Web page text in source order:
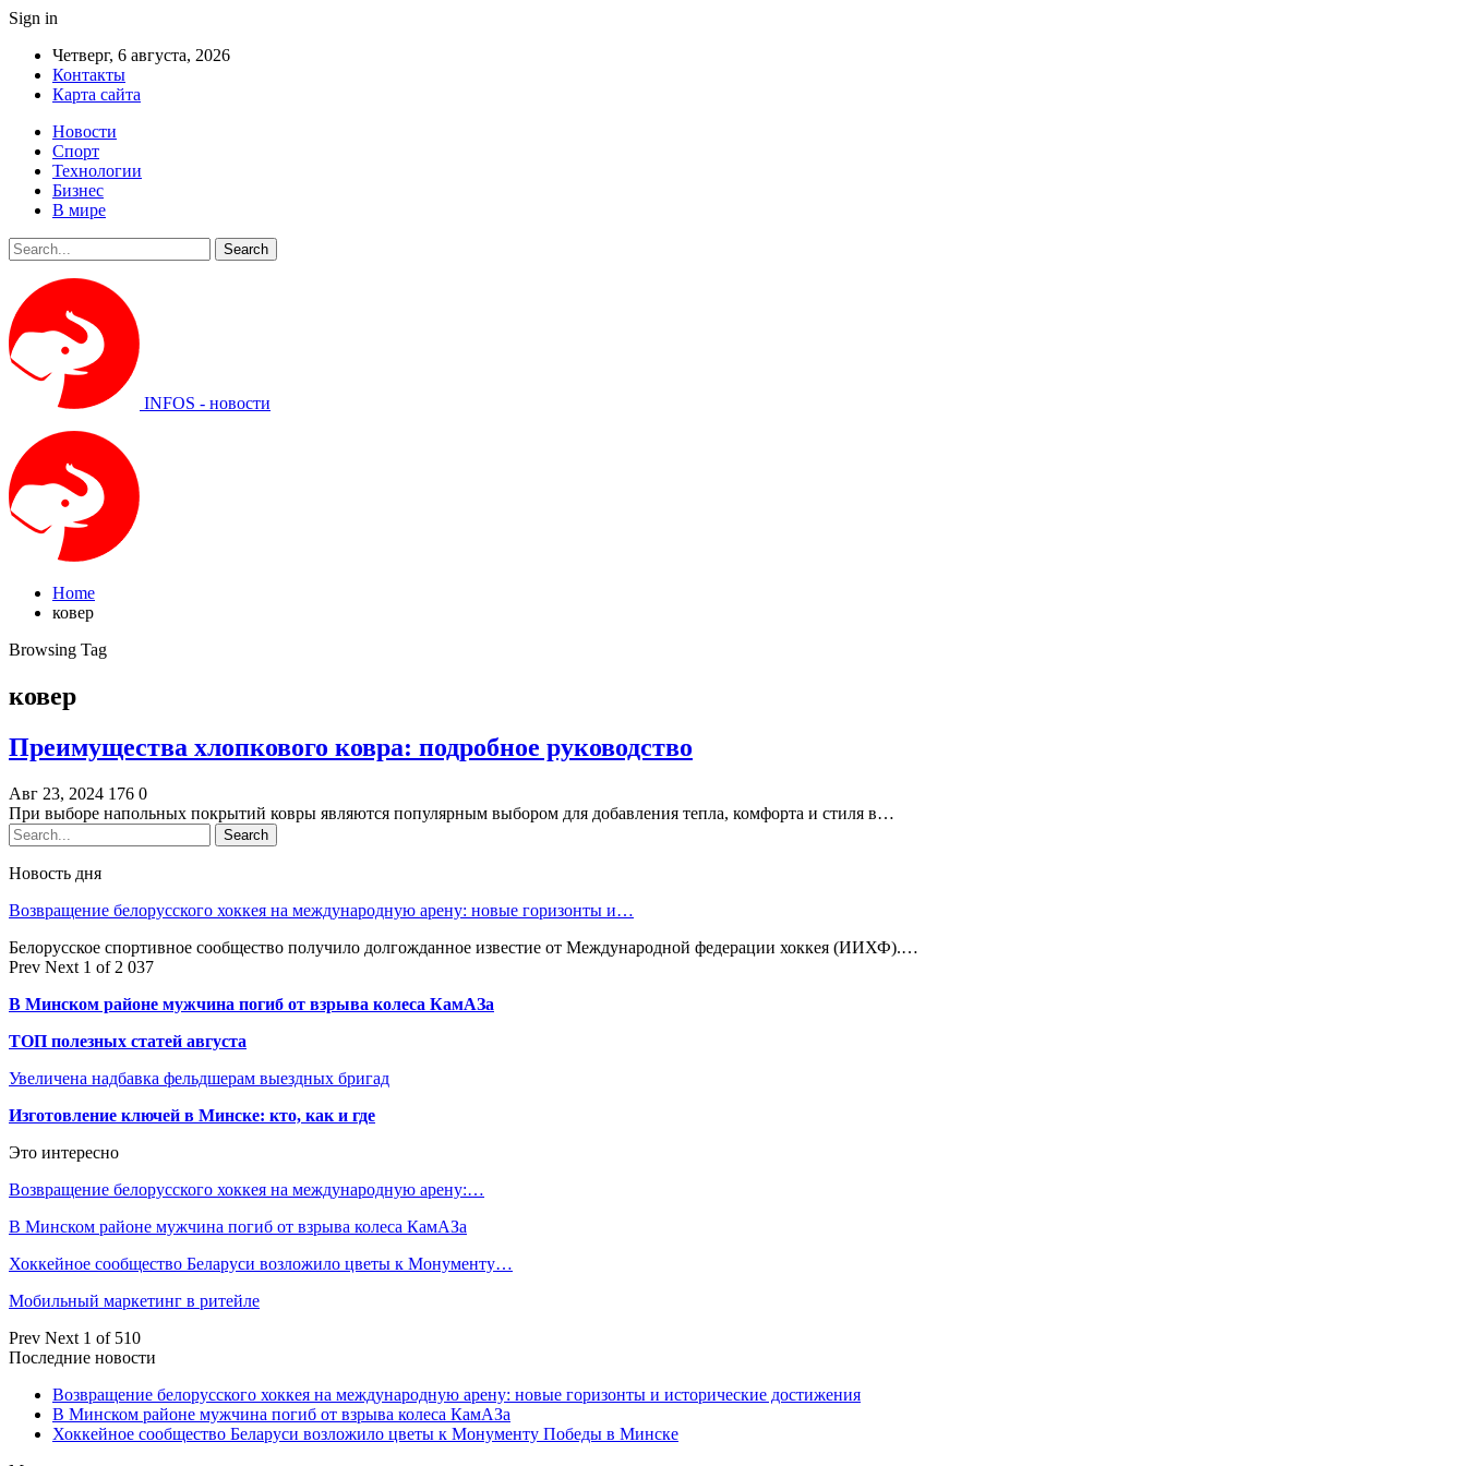
Sign in
Четверг, 6 августа, 2026
Контакты
Карта сайта
Новости
Спорт
Технологии
Бизнес
В мире
INFOS - новости
Home
ковер
Browsing Tag
ковер
Преимущества хлопкового ковра: подробное руководство
Авг 23, 2024 176 0
При выборе напольных покрытий ковры являются популярным выбором для добавления тепла, комфорта и стиля в…
Новость дня
Возвращение белорусского хоккея на международную арену: новые горизонты и…
Белорусское спортивное сообщество получило долгожданное известие от Международной федерации хоккея (ИИХФ).…
Prev Next 1 of 2 037
В Минском районе мужчина погиб от взрыва колеса КамАЗа
ТОП полезных статей августа
Увеличена надбавка фельдшерам выездных бригад
Изготовление ключей в Минске: кто, как и где
Это интересно
Возвращение белорусского хоккея на международную арену:…
В Минском районе мужчина погиб от взрыва колеса КамАЗа
Хоккейное сообщество Беларуси возложило цветы к Монументу…
Мобильный маркетинг в ритейле
Prev Next 1 of 510
Последние новости
Возвращение белорусского хоккея на международную арену: новые горизонты и исторические достижения
В Минском районе мужчина погиб от взрыва колеса КамАЗа
Хоккейное сообщество Беларуси возложило цветы к Монументу Победы в Минске